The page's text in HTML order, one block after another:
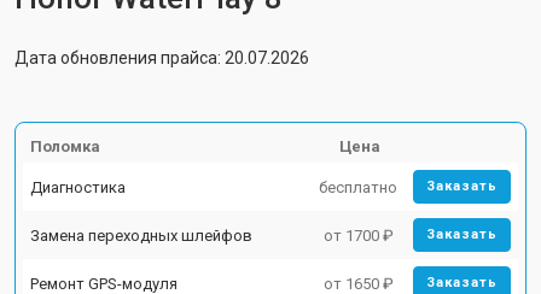
Дата обновления прайса: 20.07.2026
Поломка Цена
Диагностика бесплатно Заказать
Замена переходных шлейфов от 1700 ₽ Заказать
Ремонт GPS-модуля от 1650 ₽ Заказать